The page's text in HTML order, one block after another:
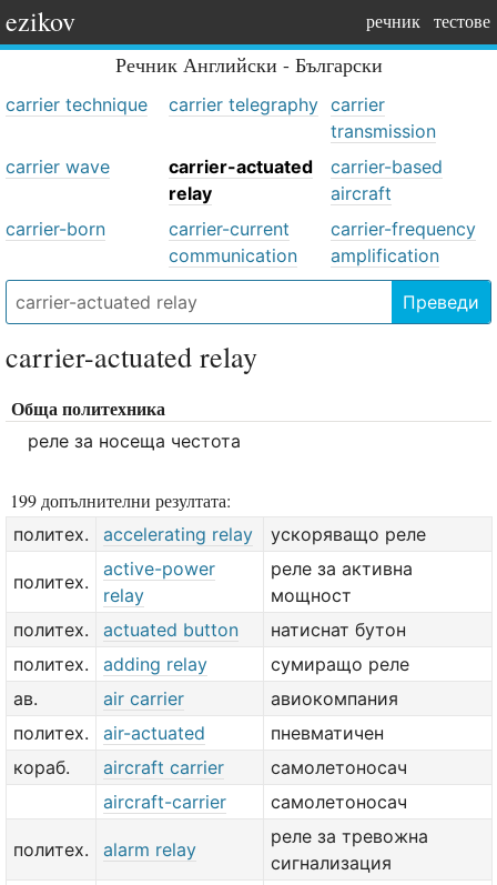
ezikov речник тестове
Речник Английски - Български
carrier technique carrier telegraphy carrier
transmission
carrier wave
carrier-actuated
relay
carrier-based
aircraft
carrier-born
carrier-current
communication
carrier-frequency
amplification
Преведи
carrier-actuated relay
Обща политехника
реле за носеща честота
199 допълнителни резултата:
политех. accelerating relay ускоряващо реле
политех.
active-power
relay
реле за активна
мощност
политех.
actuated button
натиснат бутон
политех.
adding relay
сумиращо реле
ав.
air carrier
авиокомпания
политех.
air-actuated
пневматичен
кораб.
aircraft carrier
самолетоносач
aircraft-carrier
самолетоносач
политех. alarm relay
реле за тревожна
сигнализация